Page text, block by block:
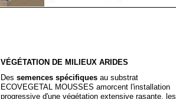
VÉGÉTATION DE MILIEUX ARIDES
Des semences spécifiques au substrat
ECOVEGETAL MOUSSES amorcent l'installation
progressive d'une végétation extensive rasante. les